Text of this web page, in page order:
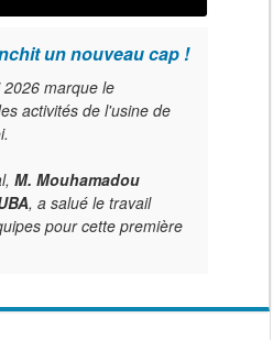
un nouveau cap !
marque le
activités de l'usine de
M. Mouhamadou
, a salué le travail
pour cette première